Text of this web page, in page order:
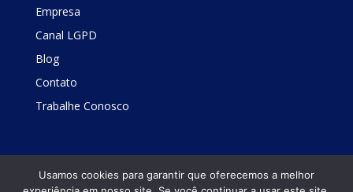
Empresa
Canal LGPD
Blog
Contato
Trabalhe Conosco
Usamos cookies para garantir que oferecemos a melhor